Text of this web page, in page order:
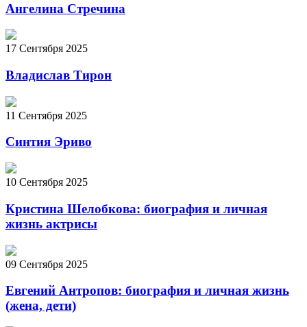
Ангелина Стречина
17 Сентября 2025
Владислав Тирон
11 Сентября 2025
Синтия Эриво
10 Сентября 2025
Кристина Шелобкова: биография и личная
жизнь актрисы
09 Сентября 2025
Евгений Антропов: биография и личная жизнь
(жена, дети)